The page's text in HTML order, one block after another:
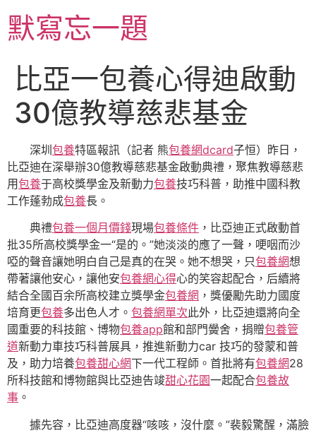
至
主默寫忘一題
比亞一包養心得迪啟動
30億教導慈悲基金
深圳 包養特區報訊（記者 熊包養網dcard子恒）昨日，
比亞迪在深舉辦30億教導慈悲基金啟動典禮，聚焦教導慈悲
用包養于高校獎學金及新動力包養技巧科普，助推中國科教
工作蓬勃成包養長。
典禮包養一個月價錢現場包養條件 ，比亞迪正式啟動首
批35所高校獎學金一“是的。”她淡淡的應了一聲，哽咽而沙
啞的聲音讓她明白自己是真的在哭。她不想哭，只包養網想
帶著讓他安心，讓他安包養網心得心的笑容起配合，后續將
結合全國百余所高校建立獎學金包養網 ，獎優勵先助力國度
培育更包養多出色人才。 包養網單次此外，比亞迪還將向全
國重要的科技館、博物包養app館和部門黌舍，捐贈包養管
道新動力車技巧科普展具，推進新動力car 技巧的發蒙和普
及，助力培養包養甜心網下一代工程師。首批將有包養網28
所科技館和博物館與比亞迪告竣甜心花園一起配合包養故
事 。
據先容，比亞迪高度器“咳咳，沒什麼。”裴毅驚醒，滿臉